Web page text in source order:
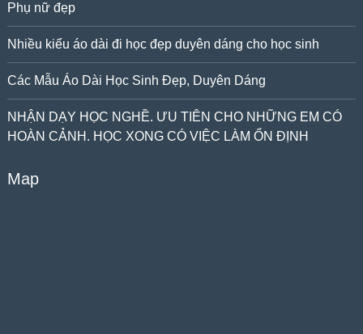
Phụ nữ đẹp
Nhiều kiểu áo dài đi học đẹp duyên dáng cho học sinh
Các Mẫu Áo Dài Học Sinh Đẹp, Duyên Dáng
NHẬN DẠY HỌC NGHỀ. ƯU TIÊN CHO NHỮNG EM CÓ
HOÀN CẢNH. HỌC XONG CÓ VIỆC LÀM ỔN ĐỊNH
Map